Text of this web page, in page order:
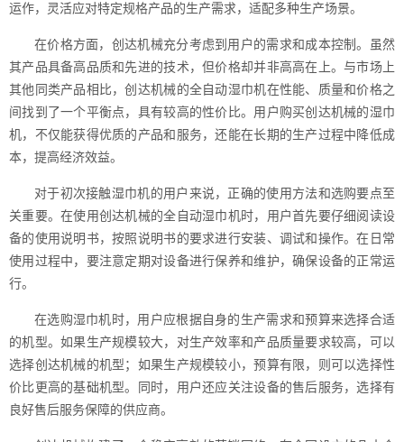
运作，灵活应对特定规格产品的生产需求，适配多种生产场景。
在价格方面，创达机械充分考虑到用户的需求和成本控制。虽然
其产品具备高品质和先进的技术，但价格却并非高高在上。与市场上
其他同类产品相比，创达机械的全自动湿巾机在性能、质量和价格之
间找到了一个平衡点，具有较高的性价比。用户购买创达机械的湿巾
机，不仅能获得优质的产品和服务，还能在长期的生产过程中降低成
本，提高经济效益。
对于初次接触湿巾机的用户来说，正确的使用方法和选购要点至
关重要。在使用创达机械的全自动湿巾机时，用户首先要仔细阅读设
备的使用说明书，按照说明书的要求进行安装、调试和操作。在日常
使用过程中，要注意定期对设备进行保养和维护，确保设备的正常运
行。
在选购湿巾机时，用户应根据自身的生产需求和预算来选择合适
的机型。如果生产规模较大，对生产效率和产品质量要求较高，可以
选择创达机械的机型；如果生产规模较小，预算有限，则可以选择性
价比更高的基础机型。同时，用户还应关注设备的售后服务，选择有
良好售后服务保障的供应商。